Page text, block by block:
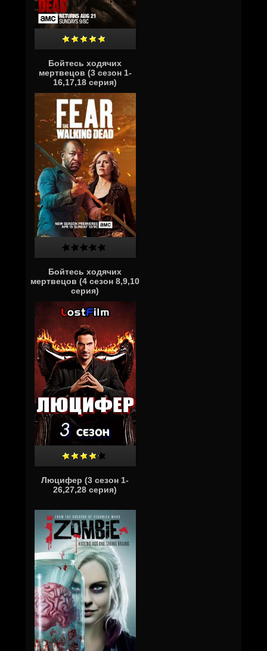
Бойтесь ходячих
мертвецов (3 сезон 1-
16,17,18 серия)
Бойтесь ходячих
мертвецов (4 сезон 8,9,10
серия)
Люцифер (3 сезон 1-
26,27,28 серия)